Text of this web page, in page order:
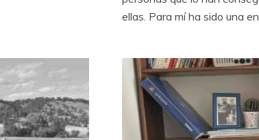
ellas. Para mí ha sido una